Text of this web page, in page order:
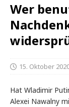
Wer
15. Oktober
Hat Wladimir
Alexei Nawalny